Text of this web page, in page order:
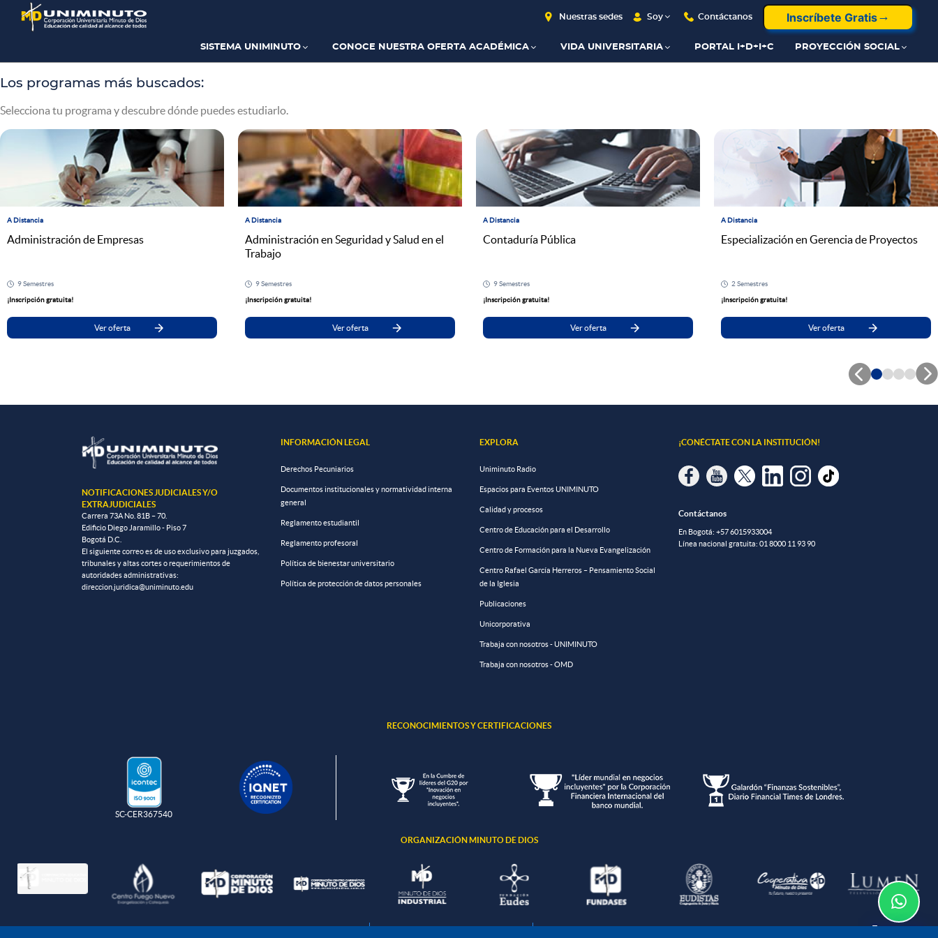
contenido
Nuestras sedes Soy Contáctanos Inscríbete Gratis
SISTEMA UNIMINUTO CONOCE NUESTRA OFERTA ACADÉMICA VIDA UNIVERSITARIA PORTAL I+D+I+C PROYECCIÓN SOCIAL
Te asesoramos
Los programas más buscados:
Selecciona tu programa y descubre dónde puedes estudiarlo.
A Distancia
Administración de Empresas
9 Semestres
¡Inscripción gratuita!
Ver oferta
A Distancia
Administración en Seguridad y Salud en el
Trabajo
9 Semestres
¡Inscripción gratuita!
Ver oferta
A Distancia
Contaduría Pública
9 Semestres
¡Inscripción gratuita!
Ver oferta
A Distancia
Especialización en Gerencia de Proyectos
2 Semestres
¡Inscripción gratuita!
Ver oferta
 
NOTIFICACIONES JUDICIALES Y/O
EXTRAJUDICIALES
Carrera 73A No. 81B – 70.
Edificio Diego Jaramillo - Piso 7
Bogotá D.C.
El siguiente correo es de uso exclusivo para juzgados,
tribunales y altas cortes o requerimientos de
autoridades administrativas:
direccion.juridica@uniminuto.edu
INFORMACIÓN LEGAL
Derechos Pecuniarios
Documentos institucionales y normatividad interna
general
Reglamento estudiantil
Reglamento profesoral
Política de bienestar universitario
Política de protección de datos personales
EXPLORA
Uniminuto Radio
Espacios para Eventos UNIMINUTO
Calidad y procesos
Centro de Educación para el Desarrollo
Centro de Formación para la Nueva Evangelización
Centro Rafael García Herreros – Pensamiento Social
de la Iglesia
Publicaciones
Unicorporativa
Trabaja con nosotros - UNIMINUTO
Trabaja con nosotros - OMD
¡CONÉCTATE CON LA INSTITUCIÓN!
Contáctanos
En Bogotá: +57 6015933004
Línea nacional gratuita: 01 8000 11 93 90
RECONOCIMIENTOS Y CERTIFICACIONES
SC-CER367540
ORGANIZACIÓN MINUTO DE DIOS
Política de protección de datos Política de seguridad de la información Política de tratamiento de la información